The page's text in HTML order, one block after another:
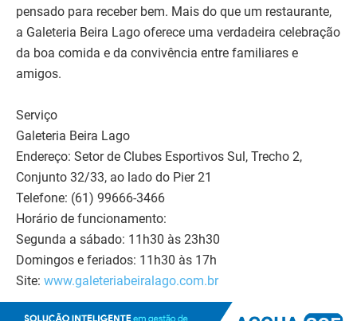
pensado para receber bem. Mais do que um restaurante,
a Galeteria Beira Lago oferece uma verdadeira celebração
da boa comida e da convivência entre familiares e
amigos.
Serviço
Galeteria Beira Lago
Endereço: Setor de Clubes Esportivos Sul, Trecho 2,
Conjunto 32/33, ao lado do Pier 21
Telefone: (61) 99666-3466
Horário de funcionamento:
Segunda a sábado: 11h30 às 23h30
Domingos e feriados: 11h30 às 17h
Site: www.galeteriabeiralago.com.br